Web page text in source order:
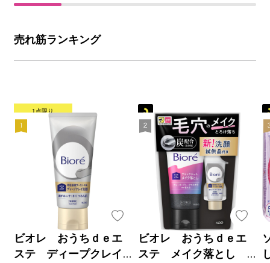
売れ筋ランキング
1点限り
ビオレ おうちｄｅエ
ステ ディープクレイ
ビオレ おうちｄｅエ
ステ メイク落とし